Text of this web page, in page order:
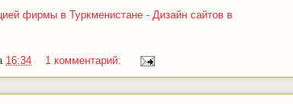
фирмы в Туркменистане - Дизайн сайтов в
16:34 1 комментарий: